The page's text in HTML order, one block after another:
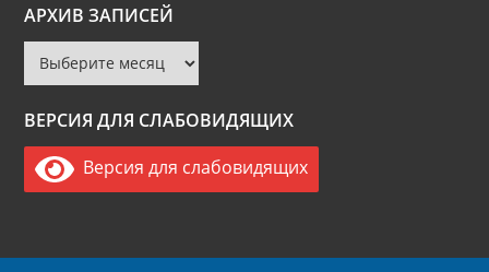
АРХИВ ЗАПИСЕЙ
Архив
записей
ВЕРСИЯ ДЛЯ СЛАБОВИДЯЩИХ
Версия для слабовидящих